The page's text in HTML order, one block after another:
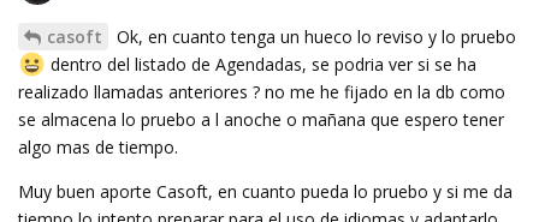
casoft
Ok, en cuanto tenga un hueco lo reviso y lo pruebo
dentro del listado de Agendadas, se podria ver si se ha
realizado llamadas anteriores ? no me he fijado en la db como
se almacena lo pruebo a l anoche o mañana que espero tener
algo mas de tiempo.
Muy buen aporte Casoft, en cuanto pueda lo pruebo y si me da